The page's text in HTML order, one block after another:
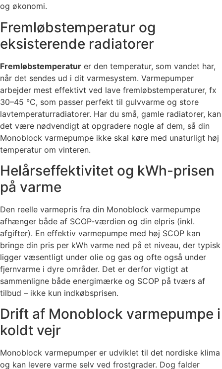
og økonomi.
Fremløbstemperatur og
eksisterende radiatorer
Fremløbstemperatur er den temperatur, som vandet har,
når det sendes ud i dit varmesystem. Varmepumper
arbejder mest effektivt ved lave fremløbstemperaturer, fx
30–45 °C, som passer perfekt til gulvvarme og store
lavtemperaturradiatorer. Har du små, gamle radiatorer, kan
det være nødvendigt at opgradere nogle af dem, så din
Monoblock varmepumpe ikke skal køre med unaturligt høj
temperatur om vinteren.
Helårseffektivitet og kWh-prisen
på varme
Den reelle varmepris fra din Monoblock varmepumpe
afhænger både af SCOP-værdien og din elpris (inkl.
afgifter). En effektiv varmepumpe med høj SCOP kan
bringe din pris per kWh varme ned på et niveau, der typisk
ligger væsentligt under olie og gas og ofte også under
fjernvarme i dyre områder. Det er derfor vigtigt at
sammenligne både energimærke og SCOP på tværs af
tilbud – ikke kun indkøbsprisen.
Drift af Monoblock varmepumpe i
koldt vejr
Monoblock varmepumper er udviklet til det nordiske klima
og kan levere varme selv ved frostgrader. Dog falder